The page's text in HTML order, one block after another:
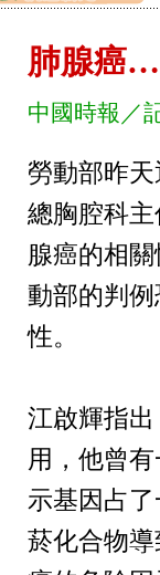
肺腺癌…
中國時報／
勞動部昨
總胸腔科
腺癌的相
動部的判
性。
江啟輝指
用，他曾
示基因占
菸化合物